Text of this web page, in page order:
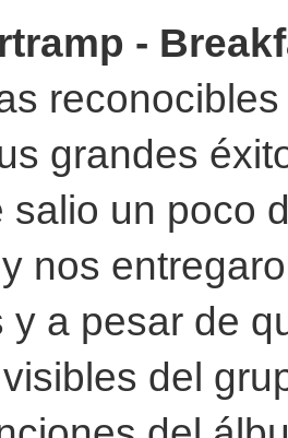
-
grandes
salio un poco
y nos
y a pesar de
del